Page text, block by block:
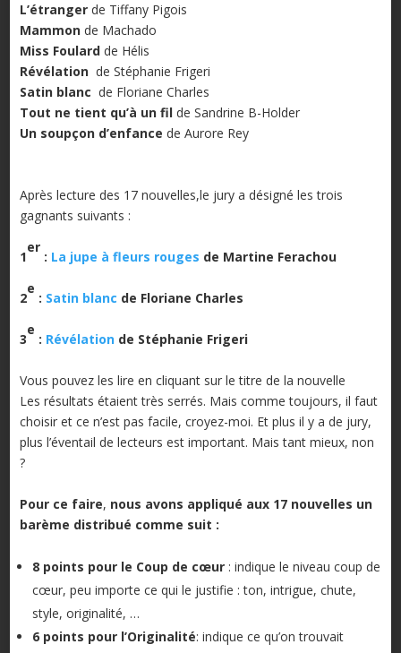
L’étrangerde Tiffany Pigois
Mammonde Machado
Miss Foulardde Hélis
Révélation de Stéphanie Frigeri
Satin blanc de Floriane Charles
Tout ne tient qu’à un filde Sandrine B-Holder
Un soupçon d’enfance de Aurore Rey
Après lecture des 17 nouvelles,le jury a désigné les trois
gagnants suivants :
1
er
: La jupe à fleurs rouges de Martine Ferachou
2
e
: Satin blanc de Floriane Charles
3
e
: Révélation de Stéphanie Frigeri
Vous pouvez les lire en cliquant sur le titre de la nouvelle
Les résultats étaient très serrés. Mais comme toujours, il faut
choisir et ce n’est pas facile, croyez-moi. Et plus il y a de jury,
plus l’éventail de lecteurs est important. Mais tant mieux, non
?
Pour ce faire, nous avons appliqué aux 17nouvelles un
barème distribué comme suit :
8 points pour le Coup de cœur : indique le niveau coup de
cœur, peu importe ce qui le justifie : ton, intrigue, chute,
style, originalité, …
6 points pour l’Originalité: indique ce qu’on trouvait